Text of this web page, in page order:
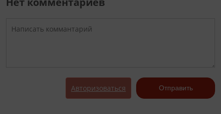
Авторизоваться Отправить